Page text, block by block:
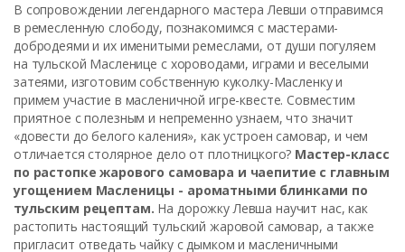
В сопровождении легендарного мастера Левши отправимся
в ремесленную слободу, познакомимся с мастерами-
добродеями и их именитыми ремеслами, от души погуляем
на тульской Масленице с хороводами, играми и веселыми
затеями, изготовим собственную куколку-Масленку и
примем участие в масленичной игре-квесте. Совместим
приятное с полезным и непременно узнаем, что значит
«довести до белого каления», как устроен самовар, и чем
отличается столярное дело от плотницкого? Мастер-класс
по растопке жарового самовара и чаепитие с главным
угощением Масленицы - ароматными блинками по
тульским рецептам. На дорожку Левша научит нас, как
растопить настоящий тульский жаровой самовар, а также
пригласит отведать чайку с дымком и масленичными